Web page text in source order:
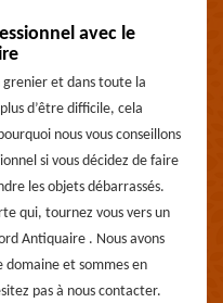
avec le
grenier et dans toute la
d’être difficile, cela
nous vous conseillons
si vous décidez de faire
les objets débarrassés.
qui, tournez vous vers un
Antiquaire . Nous avons
domaine et sommes en
pas à nous contacter.